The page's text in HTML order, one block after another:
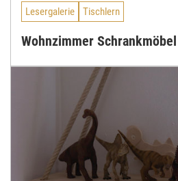
Lesergalerie Tischlern
Wohnzimmer Schrankmöbel